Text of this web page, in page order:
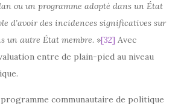
ou un programme adopté dans un État
d’avoir des incidences significatives sur
un autre État membre. »[32] Avec
entre de plain-pied au niveau
communautaire de politique